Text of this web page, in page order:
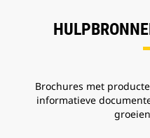
Brochures met
informatieve